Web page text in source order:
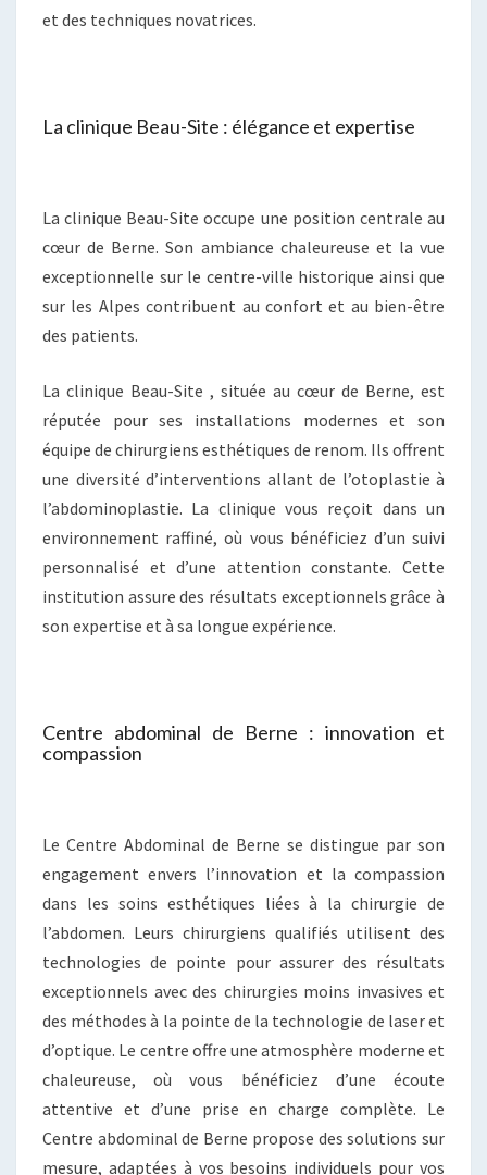
et des techniques novatrices.
La clinique Beau-Site : élégance et expertise
La clinique Beau-Site occupe une position centrale au
cœur de Berne. Son ambiance chaleureuse et la vue
exceptionnelle sur le centre-ville historique ainsi que
sur les Alpes contribuent au confort et au bien-être
des patients.
La clinique Beau-Site , située au cœur de Berne, est
réputée pour ses installations modernes et son
équipe de chirurgiens esthétiques de renom. Ils offrent
une diversité d’interventions allant de l’otoplastie à
l’abdominoplastie. La clinique vous reçoit dans un
environnement raffiné, où vous bénéficiez d’un suivi
personnalisé et d’une attention constante. Cette
institution assure des résultats exceptionnels grâce à
son expertise et à sa longue expérience.
Centre abdominal de Berne : innovation et
compassion
Le Centre Abdominal de Berne se distingue par son
engagement envers l’innovation et la compassion
dans les soins esthétiques liées à la chirurgie de
l’abdomen. Leurs chirurgiens qualifiés utilisent des
technologies de pointe pour assurer des résultats
exceptionnels avec des chirurgies moins invasives et
des méthodes à la pointe de la technologie de laser et
d’optique. Le centre offre une atmosphère moderne et
chaleureuse, où vous bénéficiez d’une écoute
attentive et d’une prise en charge complète. Le
Centre abdominal de Berne propose des solutions sur
mesure, adaptées à vos besoins individuels pour vos